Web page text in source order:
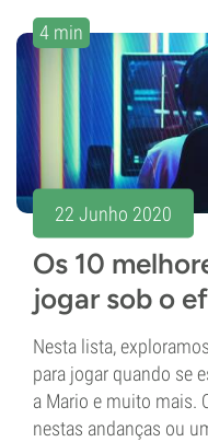
4 min
22 Junho 2020
Os 10
jogar sob o
Nesta lista,
para jogar quando se
a Mario e muito mais.
nestas andanças ou